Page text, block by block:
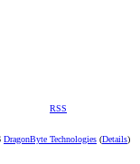
RSS
DragonByte Technologies (Details)